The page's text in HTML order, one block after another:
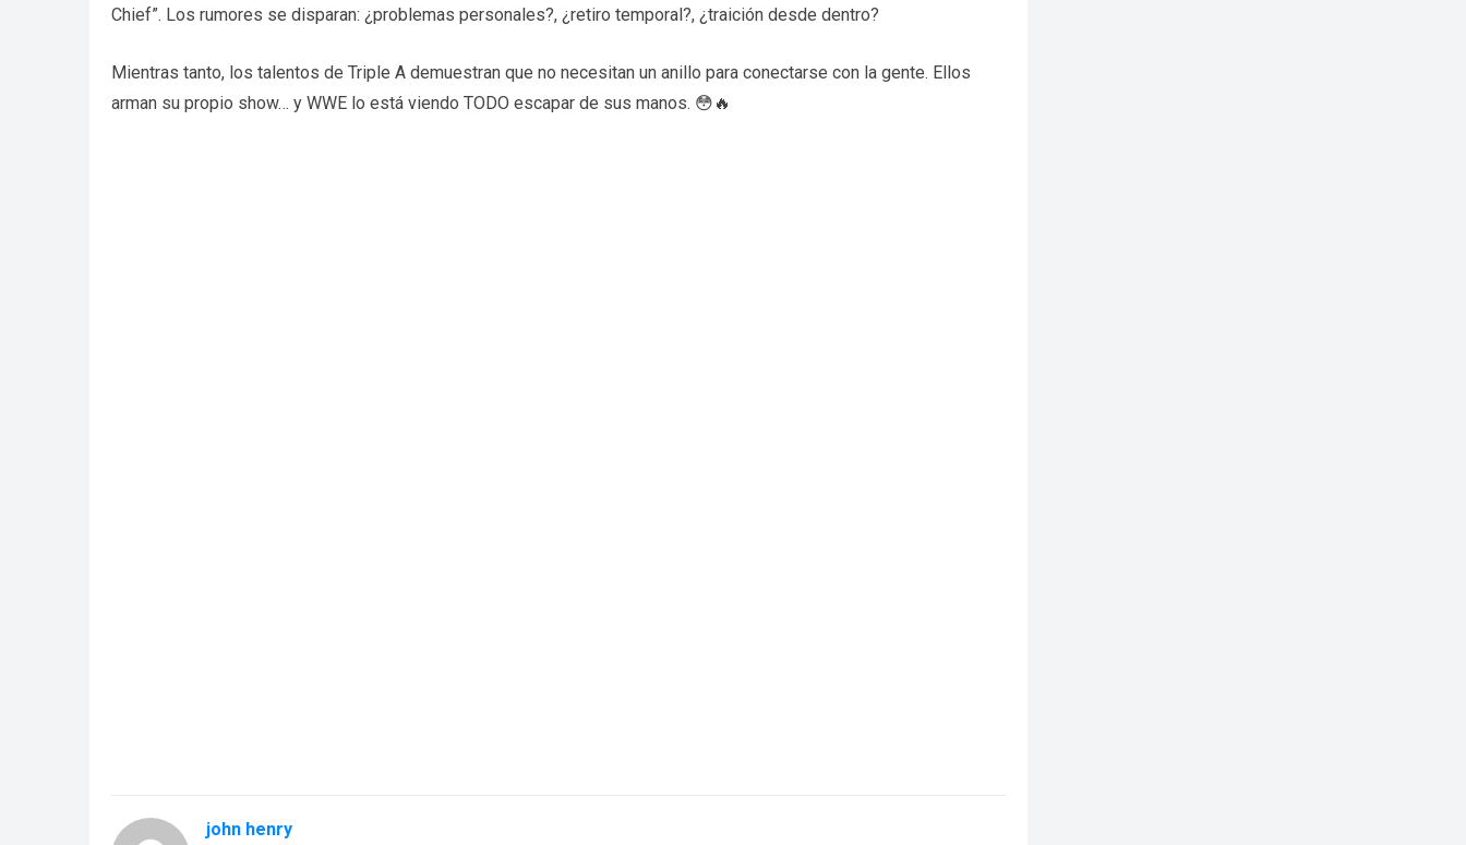
Chief”. Los rumores se disparan: ¿problemas personales?, ¿retiro temporal?, ¿traición desde dentro?
Mientras tanto, los talentos de Triple A demuestran que no necesitan un anillo para conectarse con la gente. Ellos
arman su propio show… y WWE lo está viendo TODO escapar de sus manos. 😳🔥
john henry